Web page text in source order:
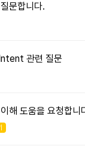
문합니다.
관련 질문
해 도움을 요청합니